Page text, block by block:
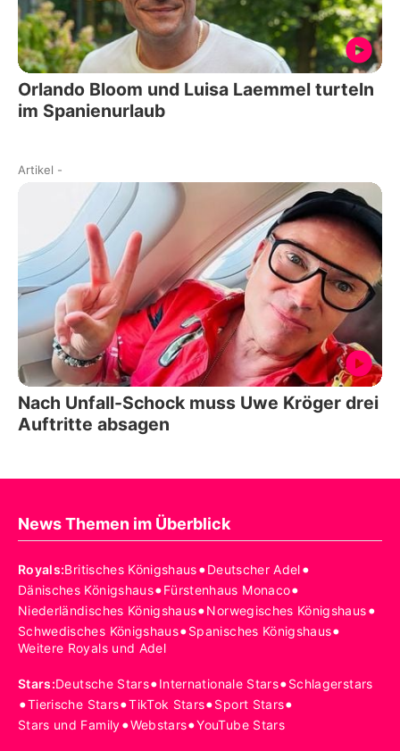
Orlando Bloom und Luisa Laemmel turteln
im Spanienurlaub
Artikel -
Nach Unfall-Schock muss Uwe Kröger drei
Auftritte absagen
News Themen im Überblick
Royals:Britisches Königshaus•Deutscher Adel•
Dänisches Königshaus•Fürstenhaus Monaco•
Niederländisches Königshaus•Norwegisches Königshaus•
Schwedisches Königshaus•Spanisches Königshaus•
Weitere Royals und Adel
Stars:Deutsche Stars•Internationale Stars•Schlagerstars
•Tierische Stars•TikTok Stars•Sport Stars•
Stars und Family•Webstars•YouTube Stars